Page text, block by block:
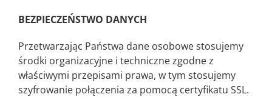
BEZPIECZEŃSTWO DANYCH
Przetwarzając Państwa dane osobowe stosujemy
środki organizacyjne i techniczne zgodne z
właściwymi przepisami prawa, w tym stosujemy
szyfrowanie połączenia za pomocą certyfikatu SSL.